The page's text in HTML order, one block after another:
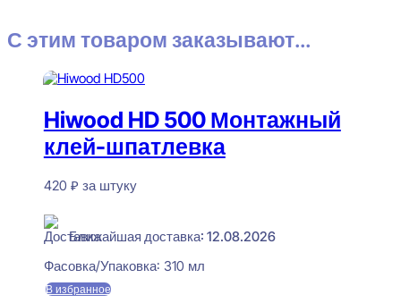
С этим товаром заказывают...
Hiwood HD 500 Монтажный
клей-шпатлевка
420 ₽ за штуку
Ближайшая доставка: 12.08.2026
Фасовка/Упаковка: 310 мл
В избранное